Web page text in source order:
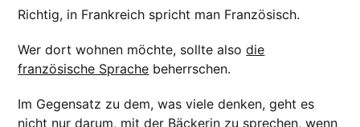
Richtig, in Frankreich spricht man Französisch.
Wer dort wohnen möchte, sollte alsodie
französische Sprache beherrschen.
Im Gegensatz zu dem, was viele denken, geht es
nicht nur darum, mit der Bäckerin zu sprechen, wenn